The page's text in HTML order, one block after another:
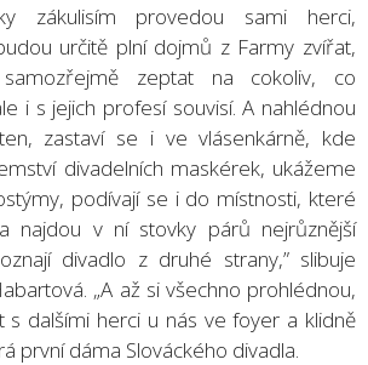
zákulisím provedou sami herci,
určitě plní dojmů z Farmy zvířat,
zeptat na cokoliv, co
i s jejich profesí souvisí. A nahlédnou
zastaví se i ve vlásenkárně, kde
divadelních maskérek, ukážeme
podívají se i do místnosti, které
najdou v ní stovky párů nejrůznější
divadlo z druhé strany,” slibuje
„A až si všechno prohlédnou,
s dalšími herci u nás ve foyer a klidně
první dáma Slováckého divadla.